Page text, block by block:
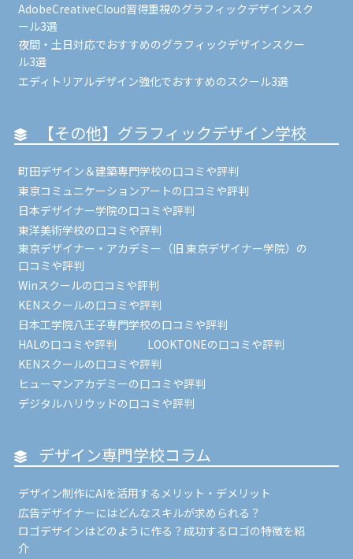
AdobeCreativeCloud習得重視のグラフィックデザインスク
ール3選
夜間・土日対応でおすすめのグラフィックデザインスクー
ル3選
エディトリアルデザイン強化でおすすめのスクール3選
【その他】グラフィックデザイン学校
町田デザイン＆建築専門学校の口コミや評判
東京コミュニケーションアートの口コミや評判
日本デザイナー学院の口コミや評判
東洋美術学校の口コミや評判
東京デザイナー・アカデミー（旧 東京デザイナー学院）の
口コミや評判
Winスクールの口コミや評判
KENスクールの口コミや評判
日本工学院八王子専門学校の口コミや評判
HALの口コミや評判
LOOKTONEの口コミや評判
KENスクールの口コミや評判
ヒューマンアカデミーの口コミや評判
デジタルハリウッドの口コミや評判
デザイン専門学校コラム
デザイン制作にAIを活用するメリット・デメリット
広告デザイナーにはどんなスキルが求められる？
ロゴデザインはどのように作る？成功するロゴの特徴を紹
介